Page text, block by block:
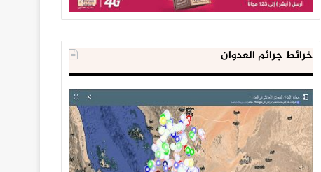
خرائط جرائم العدوان